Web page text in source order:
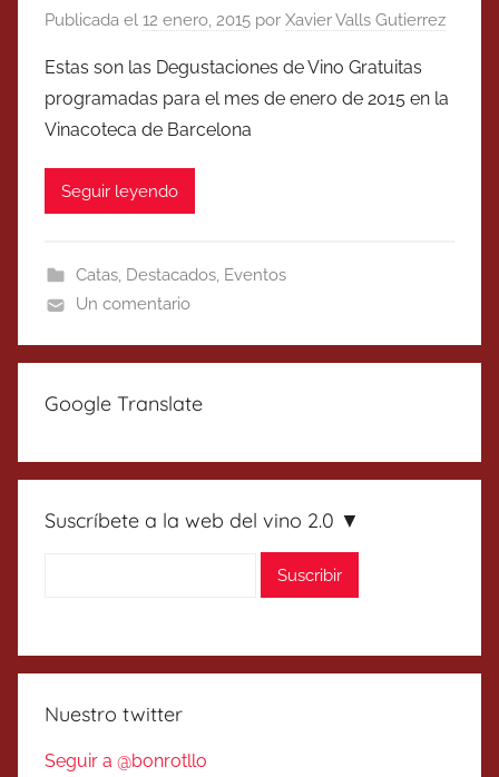
Publicada el 12 enero, 2015 por Xavier Valls Gutierrez
Estas son las Degustaciones de Vino Gratuitas
programadas para el mes de enero de 2015 en la
Vinacoteca de Barcelona
Seguir leyendo
Catas, Destacados, Eventos
Un comentario
Google Translate
Suscríbete a la web del vino 2.0 ▼
Nuestro twitter
Seguir a @bonrotllo